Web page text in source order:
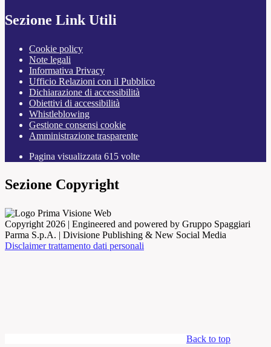
Sezione Link Utili
Cookie policy
Note legali
Informativa Privacy
Ufficio Relazioni con il Pubblico
Dichiarazione di accessibilità
Obiettivi di accessibilità
Whistleblowing
Gestione consensi cookie
Amministrazione trasparente
Pagina visualizzata 615 volte
Sezione Copyright
Copyright 2026 | Engineered and powered by Gruppo Spaggiari
Parma S.p.A. | Divisione Publishing & New Social Media
Disclaimer trattamento dati personali
Back to top